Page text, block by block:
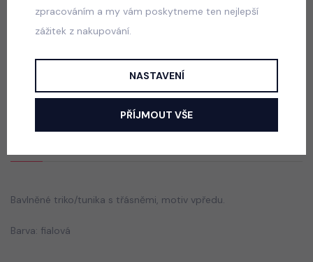
Bavlněné triko/tunika s třásněmi, motiv vpředu.
Barva: fialová
zpracováním a my vám poskytneme ten nejlepší
zážitek z nakupování.
NASTAVENÍ
PŘÍJMOUT VŠE